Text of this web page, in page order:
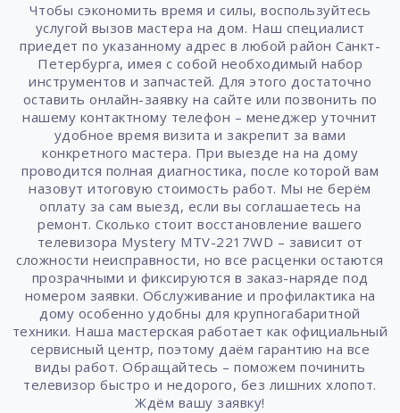
Чтобы сэкономить время и силы, воспользуйтесь
услугой вызов мастера на дом. Наш специалист
приедет по указанному адрес в любой район Санкт-
Петербурга, имея с собой необходимый набор
инструментов и запчастей. Для этого достаточно
оставить онлайн-заявку на сайте или позвонить по
нашему контактному телефон – менеджер уточнит
удобное время визита и закрепит за вами
конкретного мастера. При выезде на на дому
проводится полная диагностика, после которой вам
назовут итоговую стоимость работ. Мы не берём
оплату за сам выезд, если вы соглашаетесь на
ремонт. Сколько стоит восстановление вашего
телевизора Mystery MTV-2217WD – зависит от
сложности неисправности, но все расценки остаются
прозрачными и фиксируются в заказ-наряде под
номером заявки. Обслуживание и профилактика на
дому особенно удобны для крупногабаритной
техники. Наша мастерская работает как официальный
сервисный центр, поэтому даём гарантию на все
виды работ. Обращайтесь – поможем починить
телевизор быстро и недорого, без лишних хлопот.
Ждём вашу заявку!